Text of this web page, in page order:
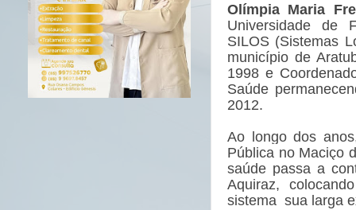
Olímpia Maria
Universidade de
SILOS (Sistemas
município de
1998 e
Saúde
2012.
Ao longo dos
Pública no Maciço
saúde passa a
Aquiraz,
sistema sua larga